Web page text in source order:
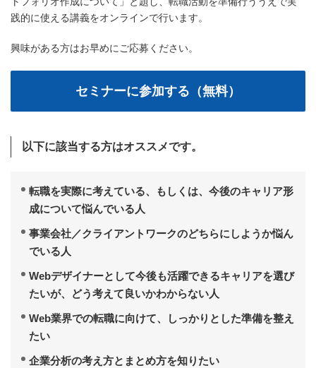
践的に使える講義をオンラインで行います。
興味がある方はお早めにご応募ください。
以下に該当する方はオススメです。
転職を実際に考えている、もしくは、今後のキャリア形
成について悩んでいる人
事業会社／クライアントワークのどちらにしようか悩ん
でいる人
Webデザイナーとして今後も活躍できるキャリアを選び
たいが、どう考えて良いかわからない人
Web業界での転職に向けて、しっかりとした準備を整え
たい
企業分析の考え方とまとめ方を知りたい